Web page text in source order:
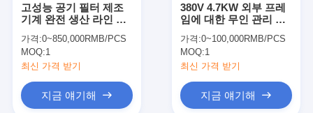
고성능 공기 필터 제조
기계 완전 생산 라인 솔
가격:0~850,000RMB/PCS
MOQ:1
최신 가격 받기
지금 얘기해
380V 4.7KW 외부 프레
임에 대한 무인 관리 공
가격:0~100,000RMB/PCS
MOQ:1
최신 가격 받기
지금 얘기해